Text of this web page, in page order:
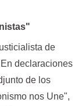
de
declaraciones
de los
nos Une",